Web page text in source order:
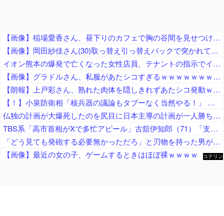
【画像】稲場愛香さん、昼下りのカフェで胸の谷間を見せつける痴女っぷりを披露ｗ
【画像】岡田紗佳さん(30)取っ替え引っ替えバックで突かれてしまうｗｗ
イオン熊本の爆発で亡くなった女性店員、テナントの指示でイオン店舗内に強行突入させられた疑惑が浮上中
【画像】グラドルさん、私服があたシコすぎるｗｗｗｗｗｗｗｗｗｗｗｗｗｗｗｗｗｗｗｗｗｗｗｗｗｗｗｗｗｗｗｗｗｗｗｗｗｗ
【朗報】上戸彩さん、熟れた肉体を隠しきれずあたシコ発動ｗｗｗ
【！】小泉防衛相「核兵器の議論もタブーなく当然やる！」 → 漫画家さん「テレビも新聞も騒げ！憲法違反の暴論！辞任どころか辞職すべき！」
仏独の計画が大爆死したのを尻目に日本主導の計画が一人勝ち状態に、日本政府がドイツを露骨に疫病神扱いして……
TBS系「高市首相がXで多忙アピール」古舘伊知郎（71）「支持率下がってますんで、国民の同情を誘ってるな、と思います」「いいねの数だけ涙をぬぐえる、そういう思いで書いてらっしゃるのかも」
「どう見ても発砲する必要無かっただろ」と刃物を持った男が撃たれた事件に左派が激怒、発砲した警察は何か勘違いしてねえか？
【画像】最近の女の子、ゲームするときはほぼ裸ｗｗｗｗ
コテリン